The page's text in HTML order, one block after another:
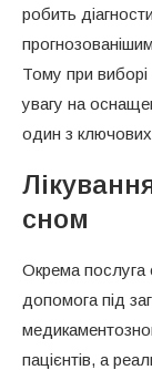
робить
Тому при виборі
увагу на
один з ключових
сном
Окрема послуга
допомога під
пацієнтів, а